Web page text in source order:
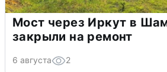
Мост через Иркут в
закрыли на ремонт
6 августа 2